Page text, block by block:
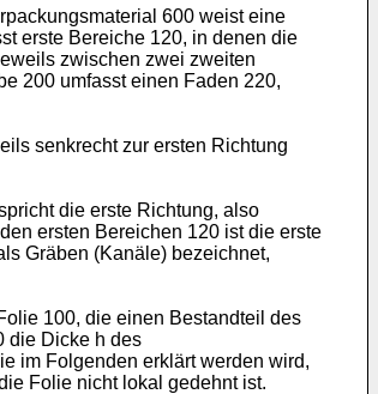
600 weist eine
erste Bereiche 120, in denen die
zwischen zwei zweiten
200 umfasst einen Faden 220,
senkrecht zur ersten Richtung
die erste Richtung, also
ersten Bereichen 120 ist die erste
Gräben (Kanäle) bezeichnet,
100, die einen Bestandteil des
die Dicke h des
im Folgenden erklärt werden wird,
Folie nicht lokal gedehnt ist.